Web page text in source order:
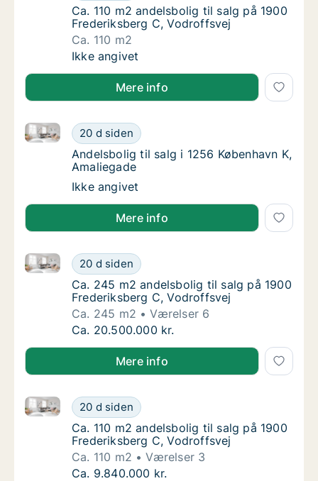
Ca. 110 m2 andelsbolig til salg på 1900
Ca. 110 m2 andelsbolig til salg på 1900
Frederiksberg C, Vodroffsvej
Ca. 110 m2
Ca. 110 m2 andelsbolig til salg på 1900
Ikke angivet
Mere info
Andelsbolig til salg i 1256 København K,
20 d siden
Andelsbolig til salg i 1256 København K, Amaliegade
Andelsbolig til salg i 1256 København K,
Andelsbolig til salg i 1256 København K,
Amaliegade
Andelsbolig til salg i 1256 København K,
Ikke angivet
Mere info
Ca. 245 m2 andelsbolig til salg på 1900
20 d siden
Ca. 245 m2 andelsbolig til salg på 1900
Ca. 245 m2 andelsbolig til salg på 1900
Ca. 245 m2 andelsbolig til salg på 1900
Frederiksberg C, Vodroffsvej
Ca. 245 m2
Værelser 6
Ca. 245 m2 andelsbolig til salg på 1900
Ca. 20.500.000 kr.
Mere info
Ca. 110 m2 andelsbolig til salg på 1900
20 d siden
Ca. 110 m2 andelsbolig til salg på 1900
Ca. 110 m2 andelsbolig til salg på 1900
Ca. 110 m2 andelsbolig til salg på 1900
Frederiksberg C, Vodroffsvej
Ca. 110 m2
Værelser 3
Ca. 110 m2 andelsbolig til salg på 1900
Ca. 9.840.000 kr.